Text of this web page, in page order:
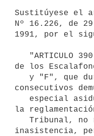
Sustitúyese el
Nº 16.226, de
1991, por el
de los
consecutivos
la
inasistencia,